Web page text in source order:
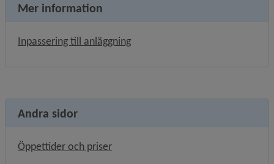
Mer information
Inpassering till anläggning
Andra sidor
Öppettider och priser